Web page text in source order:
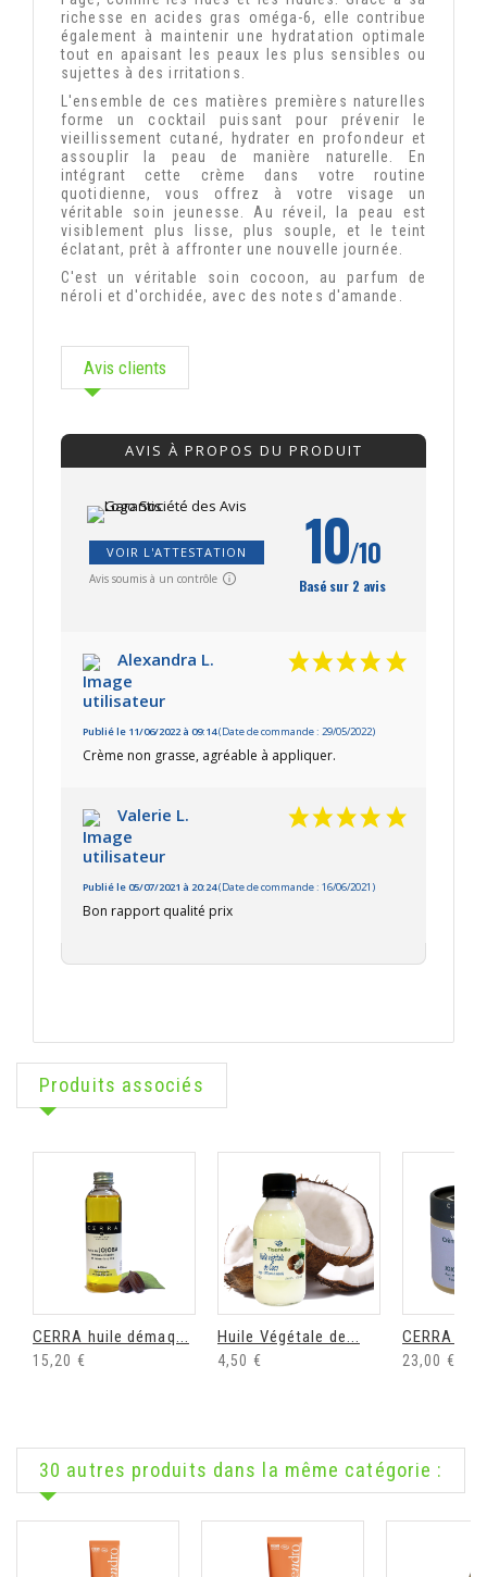
richesse en acides gras oméga-6, elle contribue
également à maintenir une hydratation optimale
tout en apaisant les peaux les plus sensibles ou
sujettes à des irritations.
L'ensemble de ces matières premières naturelles
forme un cocktail puissant pour prévenir le
vieillissement cutané, hydrater en profondeur et
assouplir la peau de manière naturelle. En
intégrant cette crème dans votre routine
quotidienne, vous offrez à votre visage un
véritable soin jeunesse. Au réveil, la peau est
visiblement plus lisse, plus souple, et le teint
éclatant, prêt à affronter une nouvelle journée.
C'est un véritable soin cocoon, au parfum de
néroli et d'orchidée, avec des notes d'amande.
Avis clients
AVIS À PROPOS DU PRODUIT
VOIR L'ATTESTATION
Avis soumis à un contrôle 10/10
Basé sur 2 avis
Alexandra L.
Publié le 11/06/2022 à 09:14(Date de commande : 29/05/2022)
Crème non grasse, agréable à appliquer.
Valerie L.
Publié le 05/07/2021 à 20:24(Date de commande : 16/06/2021)
Bon rapport qualité prix
Produits associés
CERRA huile démaq...
15,20 €
Huile Végétale de...
4,50 €
CERRA
23,00 €
30 autres produits dans la même catégorie :